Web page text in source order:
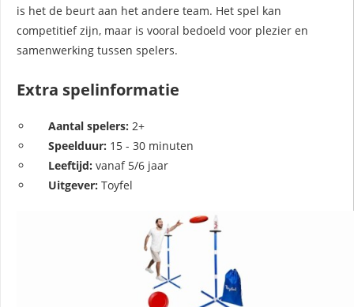
is het de beurt aan het andere team. Het spel kan
competitief zijn, maar is vooral bedoeld voor plezier en
samenwerking tussen spelers.
Extra spelinformatie
Aantal spelers: 2+
Speelduur: 15 - 30 minuten
Leeftijd: vanaf 5/6 jaar
Uitgever: Toyfel